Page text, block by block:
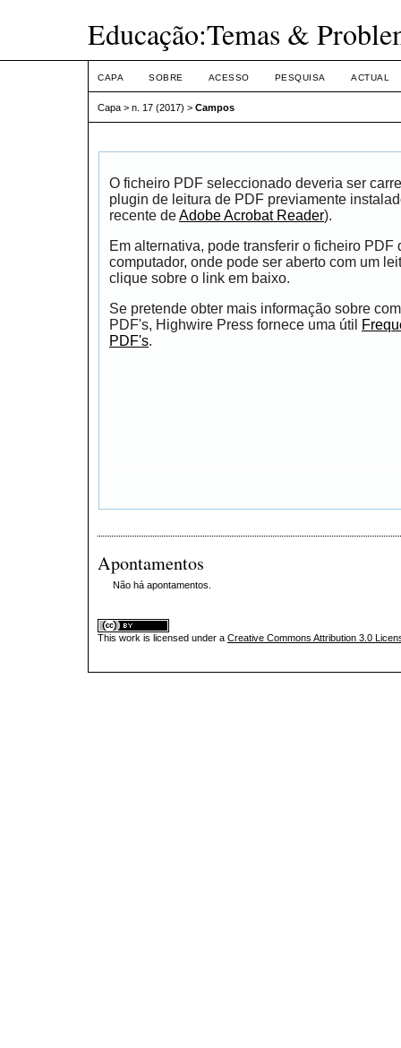
Educação:Temas &
CAPA SOBRE ACESSO PESQUISA ACTUAL
Capa > n. 17 (2017) > Campos
O ficheiro PDF seleccionado deveria ser
plugin de leitura de PDF previamente
recente deAdobe Acrobat Reader).
Em alternativa, pode transferir o ficheiro PDF
computador, onde pode ser aberto com um
clique sobre o link em baixo.
Se pretende obter mais informação sobre
PDF's, Highwire Press fornece uma útil
PDF's.
Apontamentos
Não há apontamentos.
This work is licensed under a Creative Commons Attribution 3.0